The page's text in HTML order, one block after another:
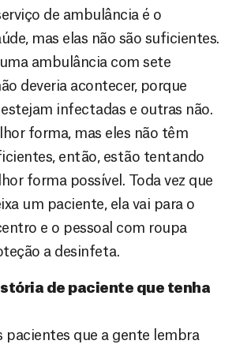
de ambulância é o
mas elas não são suficientes.
ambulância com sete
deveria acontecer, porque
infectadas e outras não.
forma, mas eles não têm
então, estão tentando
forma possível. Toda vez que
um paciente, ela vai para o
e o pessoal com roupa
a desinfeta.
de paciente que tenha
pacientes que a gente lembra